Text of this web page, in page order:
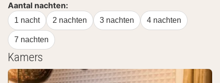
Aantal nachten:
1 nacht 2 nachten 3 nachten 4 nachten
7 nachten
Kamers